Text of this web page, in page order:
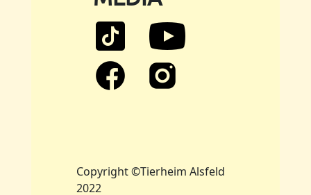
Copyright ©Tierheim Alsfeld
2022